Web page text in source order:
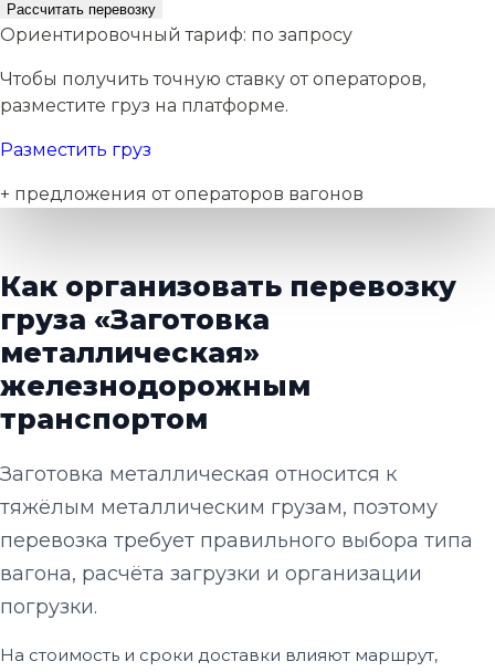
Рассчитать перевозку
Ориентировочный тариф: по запросу
Чтобы получить точную ставку от операторов,
разместите груз на платформе.
Разместить груз
+ предложения от операторов вагонов
Как организовать перевозку
груза «Заготовка
металлическая»
железнодорожным
транспортом
Заготовка металлическая относится к
тяжёлым металлическим грузам, поэтому
перевозка требует правильного выбора типа
вагона, расчёта загрузки и организации
погрузки.
На стоимость и сроки доставки влияют маршрут,